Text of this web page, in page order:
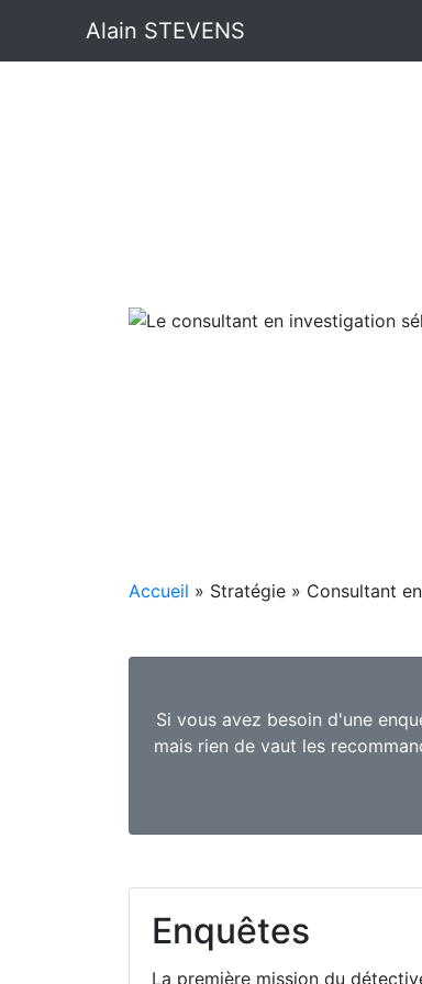
Alain STEVENS
Accueil » Stratégie » Consultant
Si vous avez besoin d'une
mais rien de vaut les
Enquêtes
La première mission du